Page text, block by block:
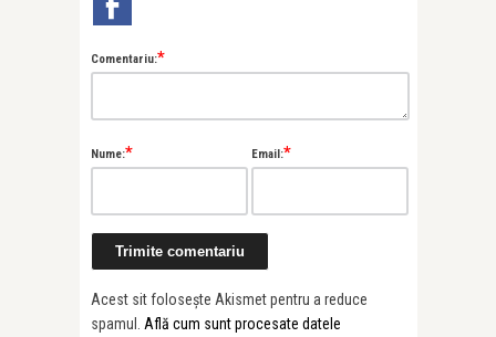
Comentariu:*
Nume:* Email:*
Acest sit folosește Akismet pentru a reduce
spamul. Află cum sunt procesate datele